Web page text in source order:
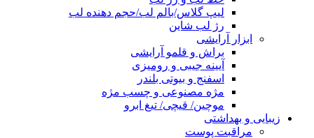
لیپ گلاس/بالم لب/حجم دهنده لب
رژ لب شاین
ابزار آرایشی
براش و قلمو آرایشی
آیینه جیبی و رومیزی
اسفنج و بیوتی بلندر
مژه مصنوعی و چسب مژه
موچین/ قیچی/ تیغ ابرو
زیبایی و بهداشتی
مراقبت پوست